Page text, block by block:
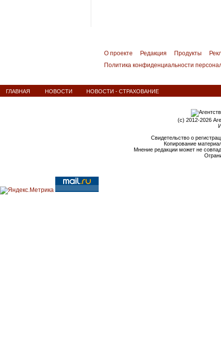
О проекте Редакция Продукты
Политика конфиденциальности
ГЛАВНАЯ НОВОСТИ НОВОСТИ - СТРАХОВАНИЕ
(c) 2012-2026
Свидетельство о
Копирование
Мнение редакции может не